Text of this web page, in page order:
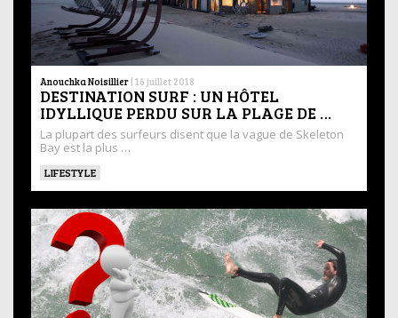
Anouchka Noisillier | 16 juillet 2018
DESTINATION SURF : UN HÔTEL
IDYLLIQUE PERDU SUR LA PLAGE DE …
La plupart des surfeurs disent que la vague de Skeleton
Bay est la plus …
LIFESTYLE